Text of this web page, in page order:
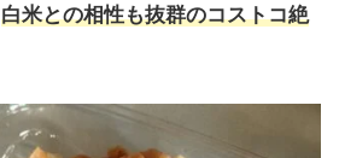
白米との相性も抜群のコストコ絶